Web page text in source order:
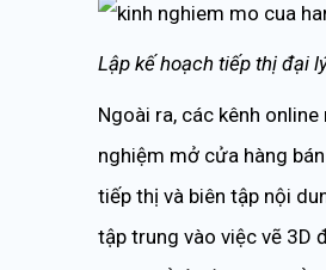
Lập kế hoạch tiếp thị đại
Ngoài ra, các kênh
nghiệm mở cửa hàng
tiếp thị và biên tập nội
tập trung vào việc vẽ 3D